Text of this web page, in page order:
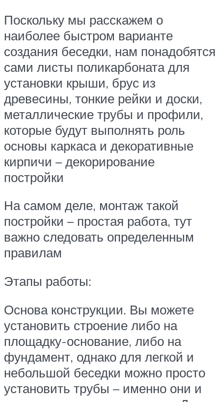
Поскольку мы расскажем о
наиболее быстром варианте
создания беседки, нам понадобятся
сами листы поликарбоната для
установки крыши, брус из
древесины, тонкие рейки и доски,
металлические трубы и профили,
которые будут выполнять роль
основы каркаса и декоративные
кирпичи – декорирование
постройки
На самом деле, монтаж такой
постройки – простая работа, тут
важно следовать определенным
правилам
Этапы работы:
Основа конструкции. Вы можете
установить строение либо на
площадку-основание, либо на
фундамент, однако для легкой и
небольшой беседки можно просто
установить трубы – именно они и